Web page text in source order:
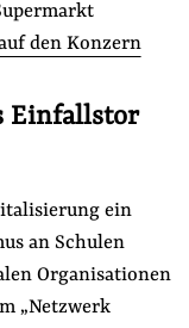
den Konzern
Einfallstor
ein
an Schulen
Organisationen
„Netzwerk